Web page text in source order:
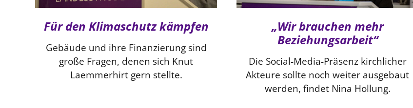
Für den Klimaschutz kämpfen
Gebäude und ihre Finanzierung sind
große Fragen, denen sich Knut
Laemmerhirt gern stellte.
„Wir brauchen mehr
Beziehungsarbeit“
Die Social-Media-Präsenz kirchlicher
Akteure sollte noch weiter ausgebaut
werden, findet Nina Hollung.